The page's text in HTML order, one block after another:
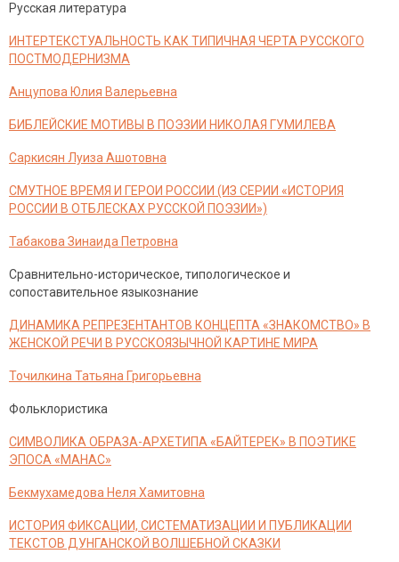
Русская литература
ИНТЕРТЕКСТУАЛЬНОСТЬ КАК ТИПИЧНАЯ ЧЕРТА РУССКОГО
ПОСТМОДЕРНИЗМА
Анцупова Юлия Валерьевна
БИБЛЕЙСКИЕ МОТИВЫ В ПОЭЗИИ НИКОЛАЯ ГУМИЛЕВА
Саркисян Луиза Ашотовна
СМУТНОЕ ВРЕМЯ И ГЕРОИ РОССИИ (ИЗ СЕРИИ «ИСТОРИЯ
РОССИИ В ОТБЛЕСКАХ РУССКОЙ ПОЭЗИИ»)
Табакова Зинаида Петровна
Сравнительно-историческое, типологическое и
сопоставительное языкознание
ДИНАМИКА РЕПРЕЗЕНТАНТОВ КОНЦЕПТА «ЗНАКОМСТВО» В
ЖЕНСКОЙ РЕЧИ В РУССКОЯЗЫЧНОЙ КАРТИНЕ МИРА
Точилкина Татьяна Григорьевна
Фольклористика
СИМВОЛИКА ОБРАЗА-АРХЕТИПА «БАЙТЕРЕК» В ПОЭТИКЕ
ЭПОСА «МАНАС»
Бекмухамедова Неля Хамитовна
ИСТОРИЯ ФИКСАЦИИ, СИСТЕМАТИЗАЦИИ И ПУБЛИКАЦИИ
ТЕКСТОВ ДУНГАНСКОЙ ВОЛШЕБНОЙ СКАЗКИ